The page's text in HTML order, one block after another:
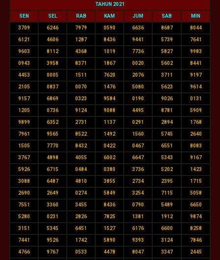
TAHUN 2021
SEN SEL RAB KAM JUM SAB MIN
3709 6246 7979 0590 6636 8687 8044
6121 4606 1287 8436 9441 5739 7641
9603 8112 4368 1019 7736 5827 9983
0943 3958 8371 1867 0020 5602 8441
4453 0005 1511 7620 2076 3711 9197
2105 0837 0070 1476 5080 5623 9614
9157 6869 0323 9584 0190 9026 0131
1205 0736 9124 9088 4495 8781 5909
9899 6352 2731 1137 0291 2894 1768
7961 9565 8522 1492 1560 5745 2640
1505 7770 8432 0422 0467 6551 8083
3767 4898 4055 6002 6647 5343 9167
5926 6715 0484 0380 3736 5202 1423
3088 6487 4810 3855 2734 2395 1715
2690 2649 0274 5849 3254 7115 5058
7551 3360 3455 8436 0790 5489 6650
5280 0231 2826 7825 1381 1912 9874
3151 5345 6451 1527 6176 6600 8258
7441 9526 1742 5890 9393 3124 7846
4766 9767 0533 4478 8047 3347 2445